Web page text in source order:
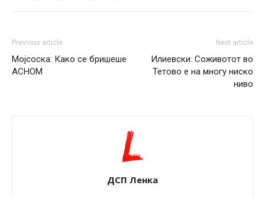
Previous article
Мојсоска: Како се бришеше
АСНОМ
Next article
Илиевски: Соживотот во
Тетово е на многу ниско
ниво
ДСП Ленка